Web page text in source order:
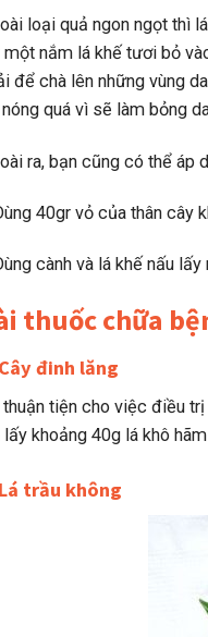
loại quả ngon ngọt thì
một nắm lá khế tươi bỏ
để chà lên những vùng
quá vì sẽ làm bỏng
ra, bạn cũng có thể áp
40gr vỏ của thân cây
cành và lá khế nấu
thuốc chữa
đinh lăng
tiện cho việc điều
lấy khoảng 40g lá khô
trầu không